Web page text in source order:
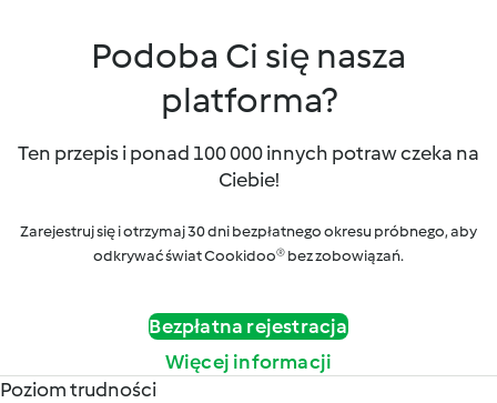
Podoba Ci się nasza
platforma?
Ten przepis i ponad 100 000 innych potraw czeka na
Ciebie!
Zarejestruj się i otrzymaj 30 dni bezpłatnego okresu próbnego, aby
odkrywać świat Cookidoo® bez zobowiązań.
Bezpłatna rejestracja
Więcej informacji
Poziom trudności